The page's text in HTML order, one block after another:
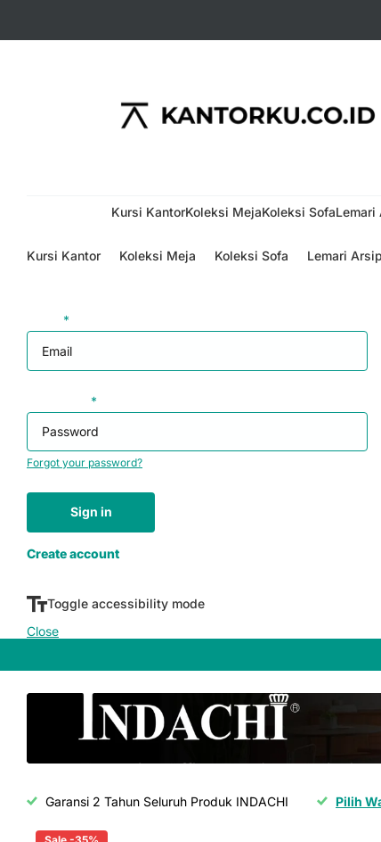
Kursi KantorKoleksi MejaKoleksi SofaLemari
Kursi Kantor Koleksi Meja Koleksi Sofa Lemari
*
*
Forgot your password?
Sign in
Create account
Toggle accessibility mode
Close
Garansi 2 Tahun Seluruh Produk INDACHI Pilih